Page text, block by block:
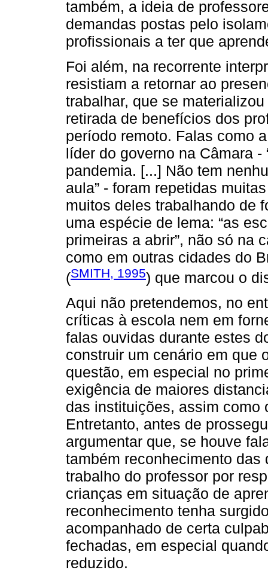
também, a ideia de
demandas postas pelo
profissionais a ter que
Foi além, na recorrente
resistiam a retornar ao
trabalhar, que se
retirada de benefícios dos
período remoto. Falas como
líder do governo na Câmara
pandemia. [...] Não tem
aula” - foram repetidas
muitos deles trabalhando de
uma espécie de lema: “as
primeiras a abrir”, não só na
como em outras cidades do
(SMITH, 1995) que marcou o
Aqui não pretendemos, no
críticas à escola nem em
falas ouvidas durante estes
construir um cenário em que
questão, em especial no
exigência de maiores
das instituições, assim como
Entretanto, antes de
argumentar que, se houve
também reconhecimento
trabalho do professor por
crianças em situação de
reconhecimento tenha
acompanhado de certa
fechadas, em especial
reduzido.